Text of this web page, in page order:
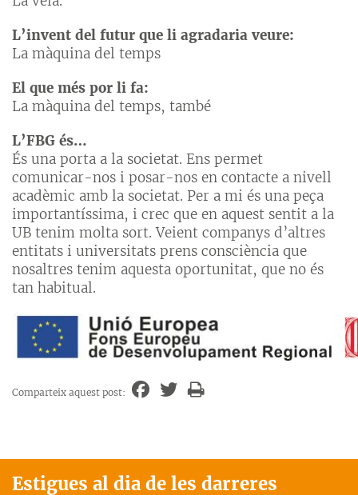
L’invent del futur que li agradaria veure:
La màquina del temps
El que més por li fa:
La màquina del temps, també
L’FBG és…
És una porta a la societat. Ens permet
comunicar-nos i posar-nos en contacte a nivell
acadèmic amb la societat. Per a mi és una peça
importantíssima, i crec que en aquest sentit a la
UB tenim molta sort. Veient companys d’altres
entitats i universitats prens consciència que
nosaltres tenim aquesta oportunitat, que no és
tan habitual.
Comparteix aquest post:
Estigues al dia de les darreres